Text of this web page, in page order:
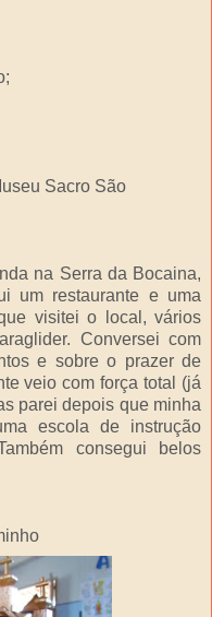
Sacro São
na Serra da Bocaina,
um restaurante e uma
visitei o local, vários
Conversei com
e sobre o prazer de
veio com força total (já
parei depois que minha
escola de instrução
consegui belos